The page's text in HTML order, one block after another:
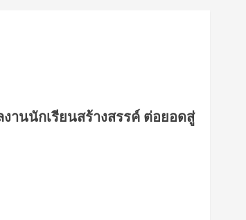
านนักเรียนสร้างสรรค์ ต่อยอดสู่